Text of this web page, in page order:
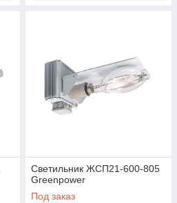
Светильник ЖСП21-600-805
Greenpower
Под заказ